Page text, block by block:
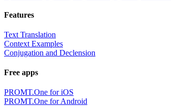
Features
Text Translation
Context Examples
Conjugation and Declension
Free apps
PROMT.One for iOS
PROMT.One for Android